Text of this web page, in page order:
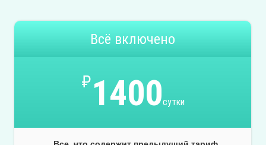
Всё включено
₽1400сутки